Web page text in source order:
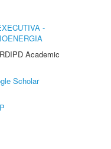
-
Academic
Scholar